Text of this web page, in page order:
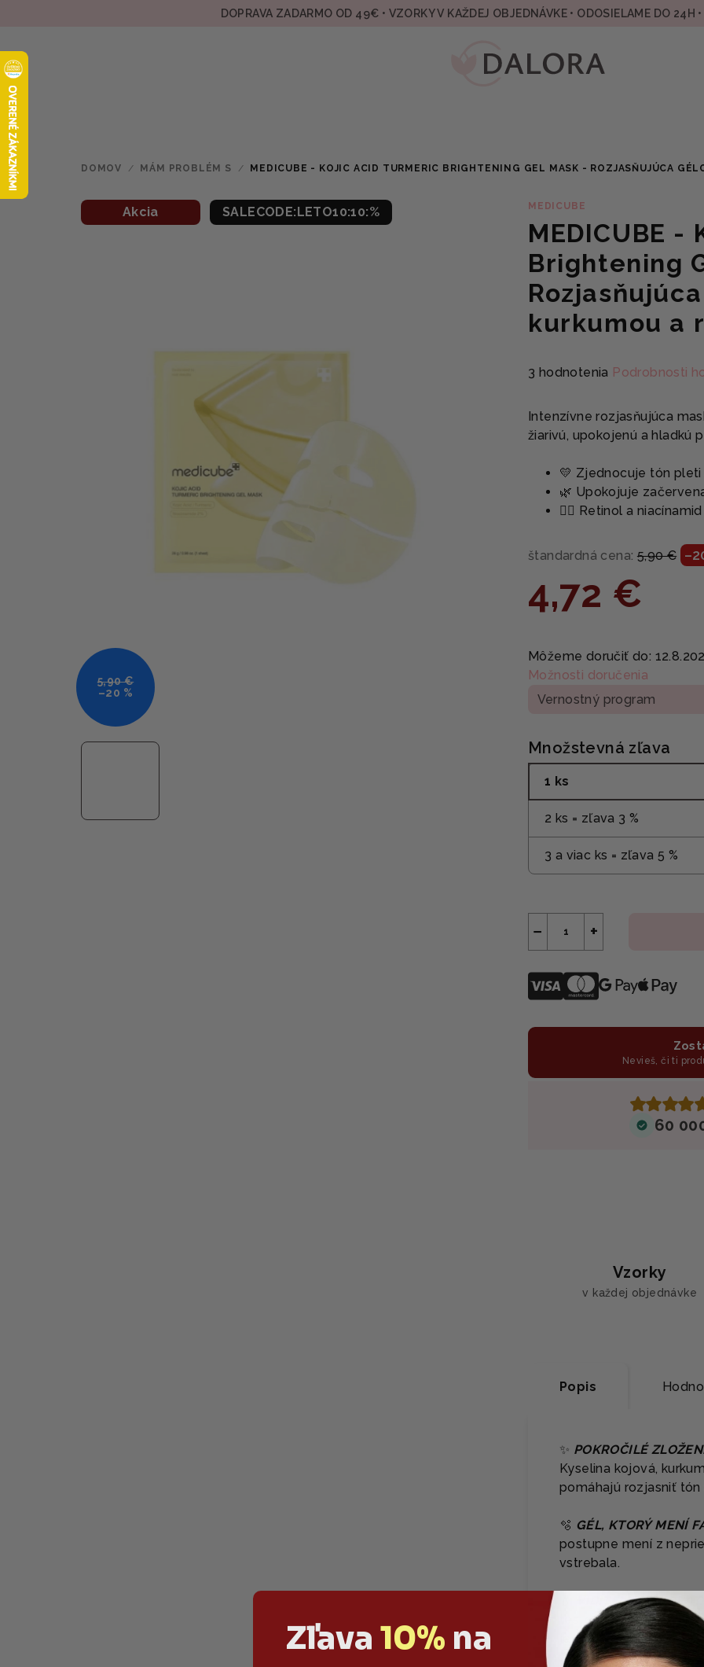
DOPRAVA ZADARMO OD 49€ • VZORKY V KAŽDEJ OBJEDNÁVKE • ODOSIELAME DO 24H
DOMOV / MÁM PROBLÉM S / MEDICUBE - KOJIC ACID TURMERIC BRIGHTENING GEL MASK - ROZJASŇUJÚCA
MEDICUBE
MEDICUBE
Brightening
kurkumou a
Priemerné
produktu
je
hviezdičiek.
3 hodnotenia Podrobnosti
Intenzívne rozjasňujúca
žiarivú, upokojenú a hladkú
💛 Zjednocuje tón pleti
🌿 Upokojuje
🧖‍♀️ Retinol a
štandardná cena: 5,90 €
4,72 €
cena:
Môžeme doručiť do:
Možnosti doručenia
Vernostný program
Množstevná zľava
1 ks
2 ks = zľava 3 %
3 a viac ks = zľava 5 %
+
−
Nevieš, či ti
60
Akcia SALECODE:LETO10:10:%
5,90 €
–20 %
Vzorky
v každej objednávke
Popis
✨ POKROČILÉ
Kyselina kojová,
pomáhajú rozjasniť
🫧 GÉL, KTORÝ MENÍ
postupne mení z
vstrebala.
VIDITEĽNÁ
testovania: +32,2 %
jednom použití a
testované: „Global
Zľava 10% na